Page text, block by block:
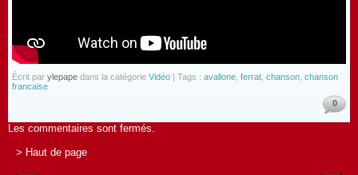
Écrit par ylepape dans la catégorie Vidéo | Tags : avallone ferrat chanson chanson
francaise
0
Les commentaires sont fermés.
> Haut de page